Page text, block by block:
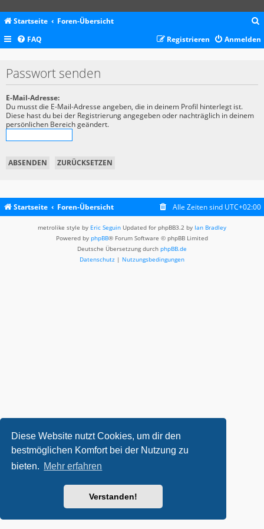
Diese Website nutzt Cookies, um dir den
bestmöglichen Komfort bei der Nutzung zu
bieten. Mehr erfahren
Verstanden!
Startseite Foren-Übersicht
c
FAQ Anmelden
Registrieren
Passwort senden
E-Mail-Adresse:
Du musst die E-Mail-Adresse angeben, die in deinem Profil hinterlegt ist.
Diese hast du bei der Registrierung angegeben oder nachträglich in deinem
persönlichen Bereich geändert.
Startseite Foren-Übersicht Alle Zeiten sind UTC+02:00
metrolike style by Eric Seguin Updated for phpBB3.2 by Ian Bradley
Powered by phpBB® Forum Software © phpBB Limited
Deutsche Übersetzung durch phpBB.de
Datenschutz | Nutzungsbedingungen